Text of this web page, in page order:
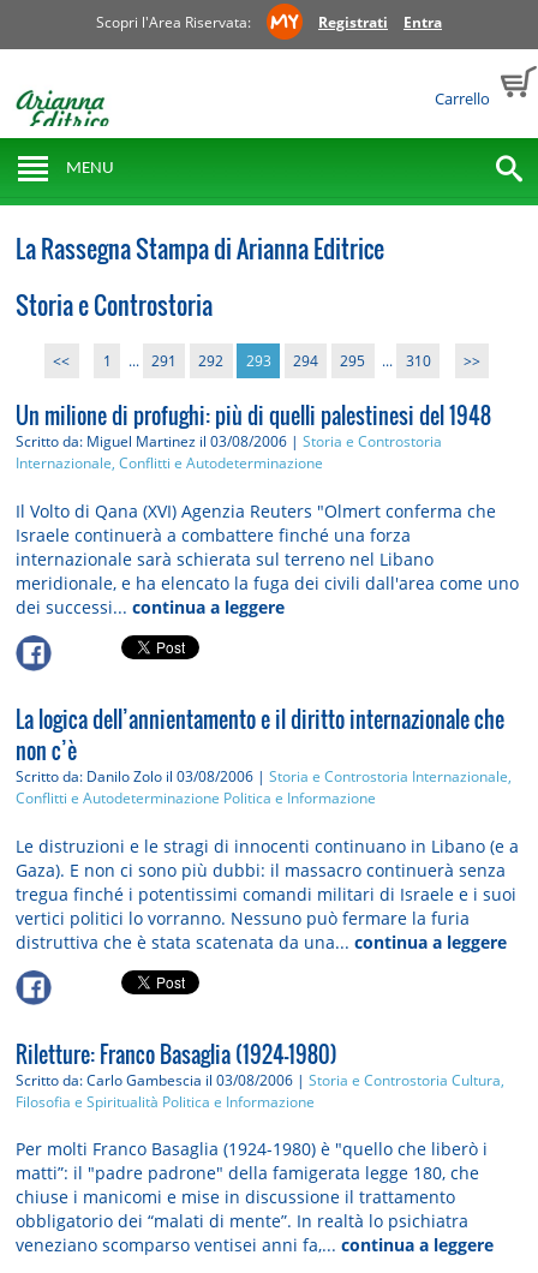
Scopri l'Area Riservata: Registrati Entra
Carrello
MENU
La Rassegna Stampa di Arianna Editrice
Storia e Controstoria
<< 1 ... 291 292 293 294 295 ... 310 >>
Un milione di profughi: più di quelli palestinesi del 1948
Scritto da: Miguel Martinez il 03/08/2006 |Storia e Controstoria
Internazionale, Conflitti e Autodeterminazione
Il Volto di Qana (XVI) Agenzia Reuters "Olmert conferma che
Israele continuerà a combattere finché una forza
internazionale sarà schierata sul terreno nel Libano
meridionale, e ha elencato la fuga dei civili dall'area come uno
dei successi...continua a leggere
La logica dell’annientamento e il diritto internazionale che
non c’è
Scritto da: Danilo Zolo il 03/08/2006 |Storia e Controstoria Internazionale,
Conflitti e Autodeterminazione Politica e Informazione
Le distruzioni e le stragi di innocenti continuano in Libano (e a
Gaza). E non ci sono più dubbi: il massacro continuerà senza
tregua finché i potentissimi comandi militari di Israele e i suoi
vertici politici lo vorranno. Nessuno può fermare la furia
distruttiva che è stata scatenata da una...continua a leggere
Riletture: Franco Basaglia (1924-1980)
Scritto da: Carlo Gambescia il 03/08/2006 |Storia e Controstoria Cultura,
Filosofia e Spiritualità Politica e Informazione
Per molti Franco Basaglia (1924-1980) è "quello che liberò i
matti”: il "padre padrone" della famigerata legge 180, che
chiuse i manicomi e mise in discussione il trattamento
obbligatorio dei “malati di mente”. In realtà lo psichiatra
veneziano scomparso ventisei anni fa,...continua a leggere